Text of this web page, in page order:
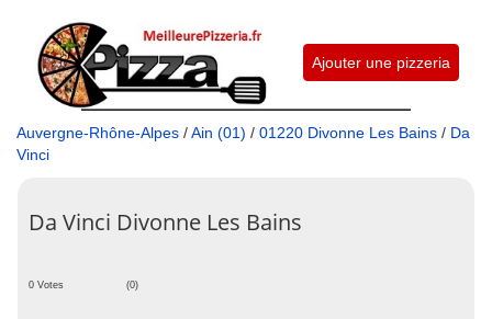
Ajouter une pizzeria
Auvergne-Rhône-Alpes /Ain (01) / 01220 Divonne Les Bains / Da
Vinci
Da Vinci Divonne Les Bains
0 Votes (0)